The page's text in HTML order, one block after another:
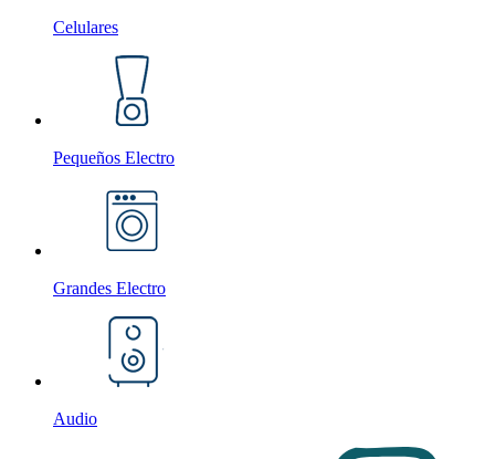
Celulares
Pequeños Electro
Grandes Electro
Audio